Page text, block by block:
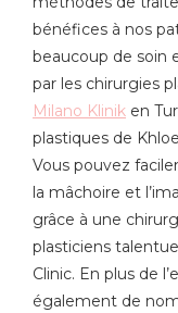
bénéfices à nos
beaucoup de soin
par les chirurgies
Milano Klinik en
plastiques de
Vous pouvez
la mâchoire et
grâce à une
plasticiens
Clinic. En plus de
également de